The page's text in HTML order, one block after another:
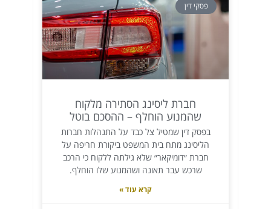
פסקי דין
חברת ליסינג הסתירה מלקוח
שהמנוע הוחלף – ההסכם בוטל
בפסק דין שמטיל צל כבד על התנהלות חברות
הליסינג מתח בית המשפט ביקורת חריפה על
חברת ״דומיקאר״ שלא גילתה ללקוח כי הרכב
שרכש עבר תאונה ושהמנוע שלו הוחלף.
קרא עוד »